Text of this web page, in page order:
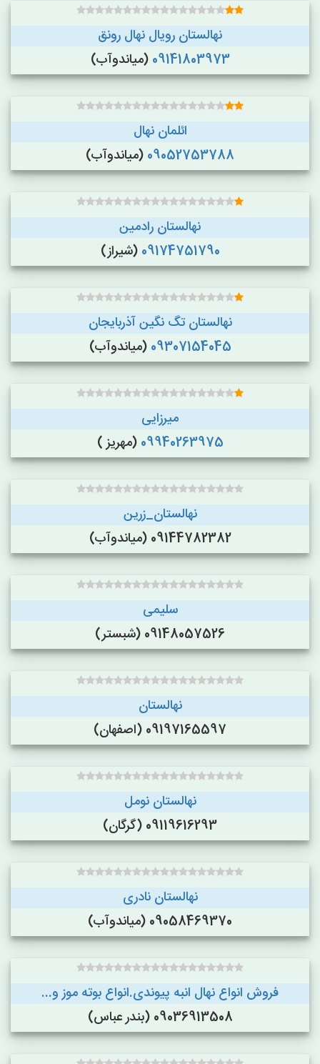
نهالستان رویال نهال رونق
09141803973 (میاندوآب)
ائلمان نهال
09052753788 (میاندوآب)
نهالستان رادمین
09174751790 (شیراز)
نهالستان تگ نگین آذربایجان
09307154045 (میاندوآب)
میرزایی
09940263975 (مهریز )
نهالستان_زرین
09144782382 (میاندوآب)
سلیمی
09148057526 (شبستر)
نهالستان
09197165597 (اصفهان)
نهالستان نومل
09119616293 (گرگان)
نهالستان نادری
09058469370 (میاندوآب)
فروش انواع نهال انبه پیوندی.انواع بوته موز و...
09036913508 (بندر عباس)